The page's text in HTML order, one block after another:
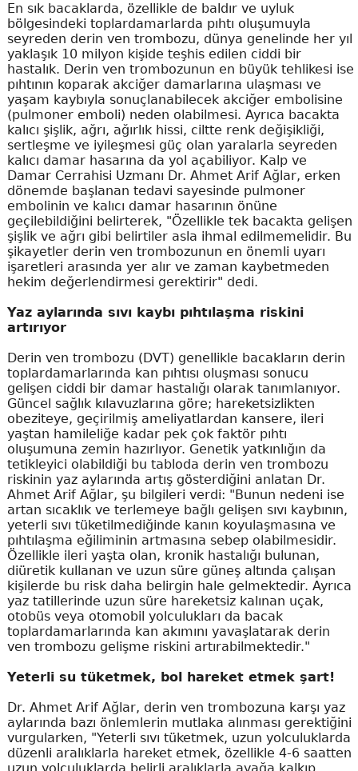
En sık bacaklarda, özellikle de baldır ve uyluk
bölgesindeki toplardamarlarda pıhtı oluşumuyla
seyreden derin ven trombozu, dünya genelinde her yıl
yaklaşık 10 milyon kişide teşhis edilen ciddi bir
hastalık. Derin ven trombozunun en büyük tehlikesi ise
pıhtının koparak akciğer damarlarına ulaşması ve
yaşam kaybıyla sonuçlanabilecek akciğer embolisine
(pulmoner emboli) neden olabilmesi. Ayrıca bacakta
kalıcı şişlik, ağrı, ağırlık hissi, ciltte renk değişikliği,
sertleşme ve iyileşmesi güç olan yaralarla seyreden
kalıcı damar hasarına da yol açabiliyor. Kalp ve
Damar Cerrahisi Uzmanı Dr. Ahmet Arif Ağlar, erken
dönemde başlanan tedavi sayesinde pulmoner
embolinin ve kalıcı damar hasarının önüne
geçilebildiğini belirterek, "Özellikle tek bacakta gelişen
şişlik ve ağrı gibi belirtiler asla ihmal edilmemelidir. Bu
şikayetler derin ven trombozunun en önemli uyarı
işaretleri arasında yer alır ve zaman kaybetmeden
hekim değerlendirmesi gerektirir" dedi.
Yaz aylarında sıvı kaybı pıhtılaşma riskini
artırıyor
Derin ven trombozu (DVT) genellikle bacakların derin
toplardamarlarında kan pıhtısı oluşması sonucu
gelişen ciddi bir damar hastalığı olarak tanımlanıyor.
Güncel sağlık kılavuzlarına göre; hareketsizlikten
obeziteye, geçirilmiş ameliyatlardan kansere, ileri
yaştan hamileliğe kadar pek çok faktör pıhtı
oluşumuna zemin hazırlıyor. Genetik yatkınlığın da
tetikleyici olabildiği bu tabloda derin ven trombozu
riskinin yaz aylarında artış gösterdiğini anlatan Dr.
Ahmet Arif Ağlar, şu bilgileri verdi: "Bunun nedeni ise
artan sıcaklık ve terlemeye bağlı gelişen sıvı kaybının,
yeterli sıvı tüketilmediğinde kanın koyulaşmasına ve
pıhtılaşma eğiliminin artmasına sebep olabilmesidir.
Özellikle ileri yaşta olan, kronik hastalığı bulunan,
diüretik kullanan ve uzun süre güneş altında çalışan
kişilerde bu risk daha belirgin hale gelmektedir. Ayrıca
yaz tatillerinde uzun süre hareketsiz kalınan uçak,
otobüs veya otomobil yolculukları da bacak
toplardamarlarında kan akımını yavaşlatarak derin
ven trombozu gelişme riskini artırabilmektedir."
Yeterli su tüketmek, bol hareket etmek şart!
Dr. Ahmet Arif Ağlar, derin ven trombozuna karşı yaz
aylarında bazı önlemlerin mutlaka alınması gerektiğini
vurgularken, "Yeterli sıvı tüketmek, uzun yolculuklarda
düzenli aralıklarla hareket etmek, özellikle 4-6 saatten